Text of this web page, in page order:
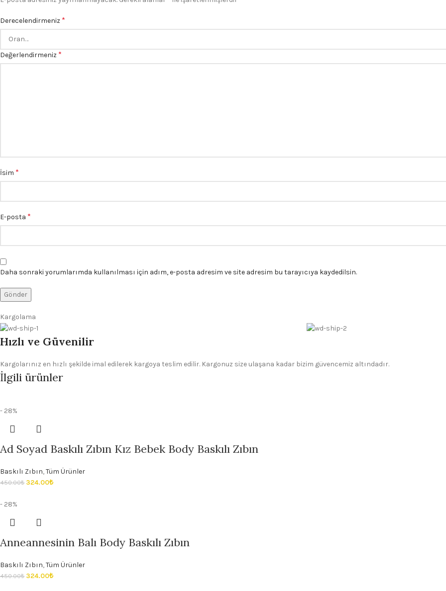
Derecelendirmeniz *
Değerlendirmeniz *
İsim *
E-posta *
Daha sonraki yorumlarımda kullanılması için adım, e-posta adresim ve site adresim bu tarayıcıya kaydedilsin.
Kargolama
Hızlı ve Güvenilir
Kargolarınız en hızlı şekilde imal edilerek kargoya teslim edilir. Kargonuz size ulaşana kadar bizim güvencemiz altındadır.
İlgili ürünler
- 28%
Ad Soyad Baskılı Zıbın Kız Bebek Body Baskılı Zıbın
Baskılı Zıbın,Tüm Ürünler
450.00₺ 324.00₺
- 28%
Anneannesinin Balı Body Baskılı Zıbın
Baskılı Zıbın,Tüm Ürünler
450.00₺ 324.00₺